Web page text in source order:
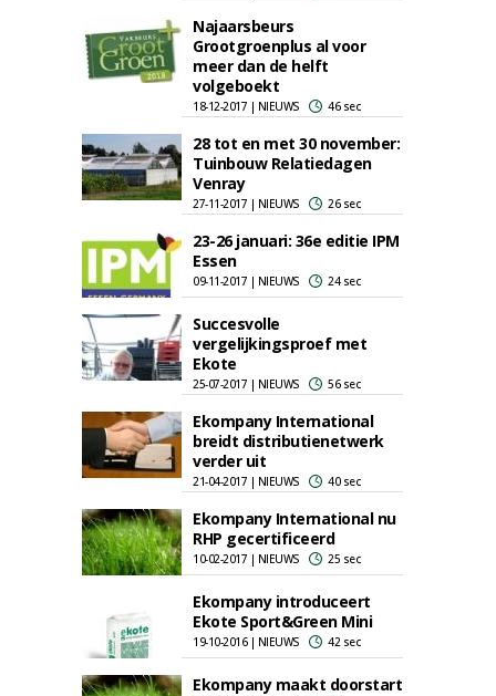
Najaarsbeurs
Grootgroenplus al voor
meer dan de helft
volgeboekt
18-12-2017 | NIEUWS 46 sec
28 tot en met 30 november:
Tuinbouw Relatiedagen
Venray
27-11-2017 | NIEUWS 26 sec
23-26 januari: 36e editie IPM
Essen
09-11-2017 | NIEUWS 24 sec
Succesvolle
vergelijkingsproef met
Ekote
25-07-2017 | NIEUWS 56 sec
Ekompany International
breidt distributienetwerk
verder uit
21-04-2017 | NIEUWS 40 sec
Ekompany International nu
RHP gecertificeerd
10-02-2017 | NIEUWS 25 sec
Ekompany introduceert
Ekote Sport&Green Mini
19-10-2016 | NIEUWS 42 sec
Ekompany maakt doorstart